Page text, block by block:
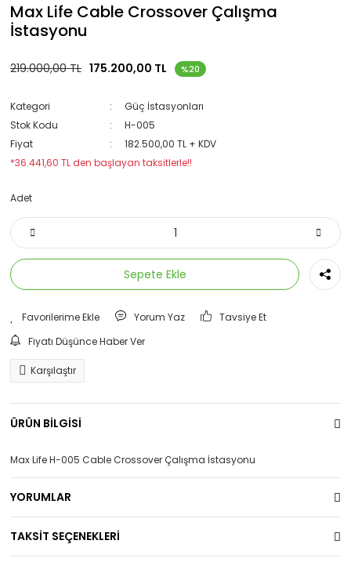
Max Life Cable Crossover Çalışma
İstasyonu
219.000,00 TL 175.200,00 TL %20
Kategori
Güç İstasyonları
Stok Kodu
H-005
Fiyat
182.500,00 TL + KDV
*36.441,60 TL den başlayan taksitlerle!!
Adet
Sepete Ekle
Yorum Yaz
Tavsiye Et
Fiyatı Düşünce Haber Ver
Karşılaştır
ÜRÜN BİLGİSİ
Max Life H-005 Cable Crossover Çalışma İstasyonu
YORUMLAR
TAKSİT SEÇENEKLERİ